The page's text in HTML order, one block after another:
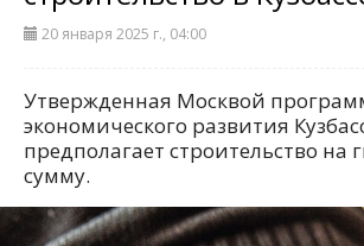
20 января 2025 г., 04:00
Утвержденная Москвой
экономического развития
предполагает строительство на
сумму.